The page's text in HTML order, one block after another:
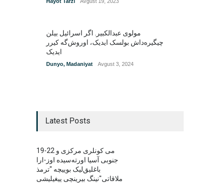
مولوی عبدالکبیر. اگر اسرائیل بیلن
چیگیره‌داش بولسک ایدیک‌‌، اوروش‌گه کیرر
ایدیک
Dunyo, Madaniyat Avgust 3, 2024
Latest Posts
19-22 می کونلری مرکزی و
جنوبی آسیا اورته‌سیده اوز-ارا
باغلیق‌لیک بوییچه "ترمذ
ملاقاتی"نینگ بیرینچی ییغیلیشی